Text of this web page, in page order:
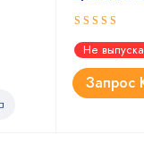
Оценка
5.00из 5
Не
Запрос